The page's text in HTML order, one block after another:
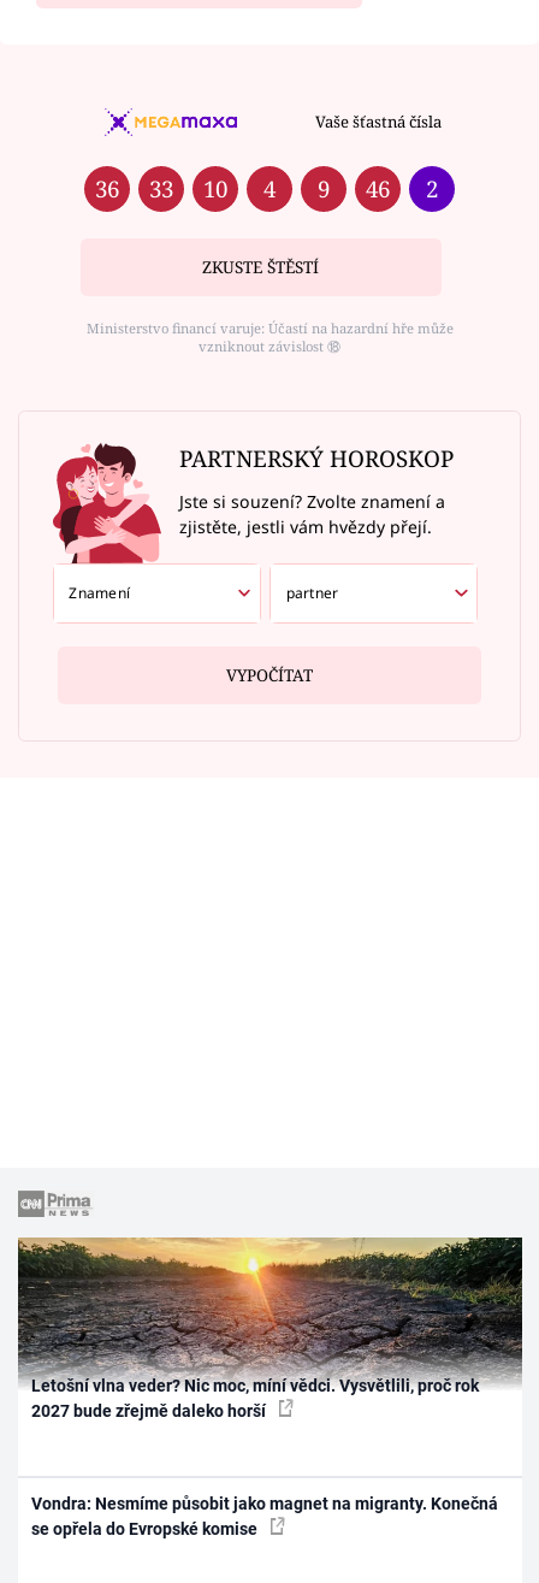
Vaše šťastná čísla
36 33 10 4 9 46 2
ZKUSTE ŠTĚSTÍ
Ministerstvo financí varuje: Účastí na hazardní hře může
vzniknout závislost ⑱
PARTNERSKÝ HOROSKOP
Jste si souzení? Zvolte znamení a
zjistěte, jestli vám hvězdy přejí.
VYPOČÍTAT
Letošní vlna veder? Nic moc, míní vědci. Vysvětlili, proč rok
2027 bude zřejmě daleko horší
Vondra: Nesmíme působit jako magnet na migranty. Konečná
se opřela do Evropské komise